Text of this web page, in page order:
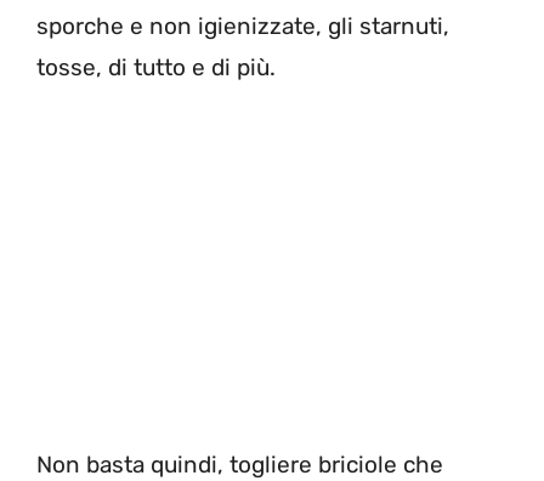
sporche e non igienizzate, gli starnuti,
tosse, di tutto e di più.
Non basta quindi, togliere briciole che